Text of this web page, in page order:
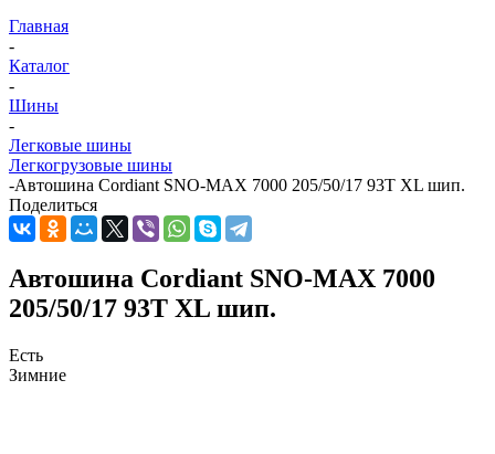
Главная
-
Каталог
-
Шины
-
Легковые шины
Легкогрузовые шины
-Автошина Cordiant SNO-MAX 7000 205/50/17 93T XL шип.
Поделиться
Автошина Cordiant SNO-MAX 7000
205/50/17 93T XL шип.
Есть
Зимние